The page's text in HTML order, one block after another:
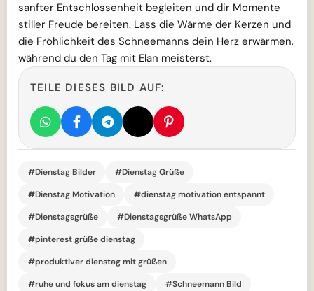
sanfter Entschlossenheit begleiten und dir Momente
stiller Freude bereiten. Lass die Wärme der Kerzen und
die Fröhlichkeit des Schneemanns dein Herz erwärmen,
während du den Tag mit Elan meisterst.
TEILE DIESES BILD AUF:
#Dienstag Bilder
#Dienstag Grüße
#Dienstag Motivation
#dienstag motivation entspannt
#Dienstagsgrüße
#Dienstagsgrüße WhatsApp
#pinterest grüße dienstag
#produktiver dienstag mit grüßen
#ruhe und fokus am dienstag
#Schneemann Bild